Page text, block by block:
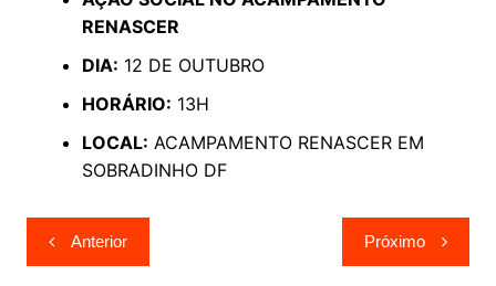
RENASCER
DIA: 12 DE OUTUBRO
HORÁRIO: 13H
LOCAL: ACAMPAMENTO RENASCER EM
SOBRADINHO DF
Navegação
de
Anterior Próximo